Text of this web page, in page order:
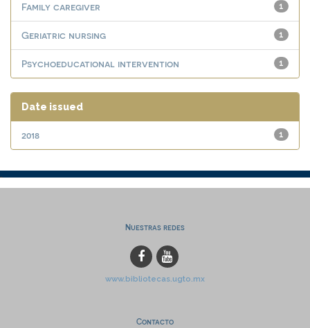
1
Family caregiver
1
Geriatric nursing
1
Psychoeducational intervention
Date issued
1
2018
Nuestras redes
www.bibliotecas.ugto.mx
Contacto